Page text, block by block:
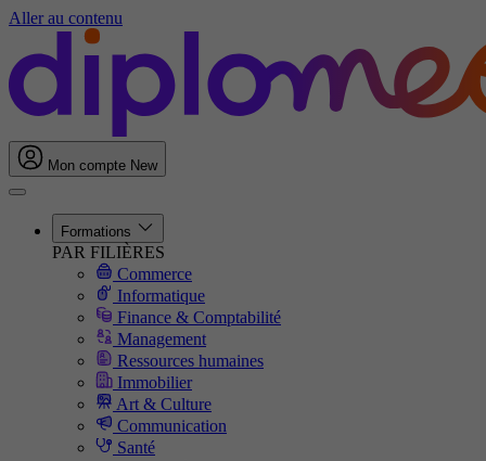
Aller au contenu
Mon compte New
Formations
PAR FILIÈRES
Commerce
Informatique
Finance & Comptabilité
Management
Ressources humaines
Immobilier
Art & Culture
Communication
Santé